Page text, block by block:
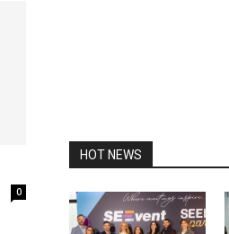
0
HOT NEWS